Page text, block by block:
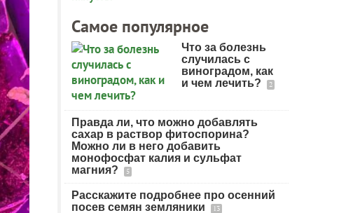
Самое популярное
Что за болезнь
случилась с
виноградом, как
и чем лечить?
2
Правда ли, что можно добавлять
сахар в раствор фитоспорина?
Можно ли в него добавить
монофосфат калия и сульфат
магния?
5
Расскажите подробнее про осенний
посев семян земляники
13